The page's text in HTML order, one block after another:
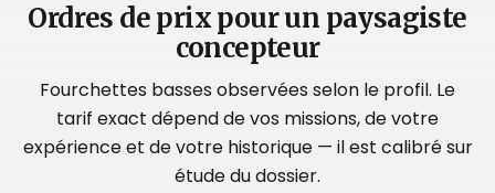
Ordres de prix pour un paysagiste
concepteur
Fourchettes basses observées selon le profil. Le
tarif exact dépend de vos missions, de votre
expérience et de votre historique — il est calibré sur
étude du dossier.